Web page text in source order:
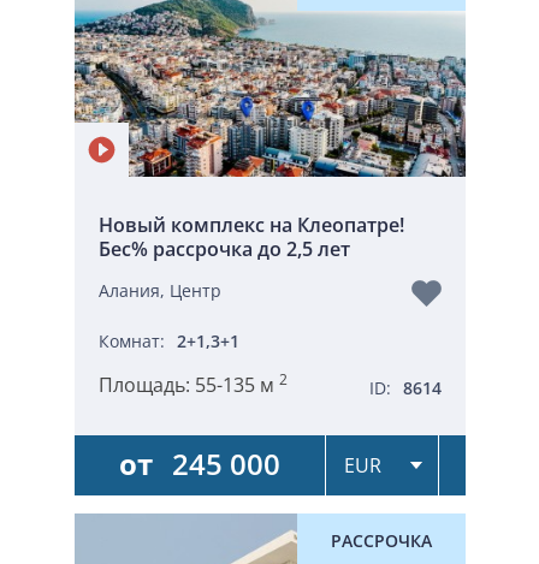
Новый комплекс на Клеопатре!
Бес% рассрочка до 2,5 лет
Алания, Центр
Комнат: 2+1,3+1
Площадь: 55-135 м 2 ID: 8614
от 245 000
РАССРОЧКА